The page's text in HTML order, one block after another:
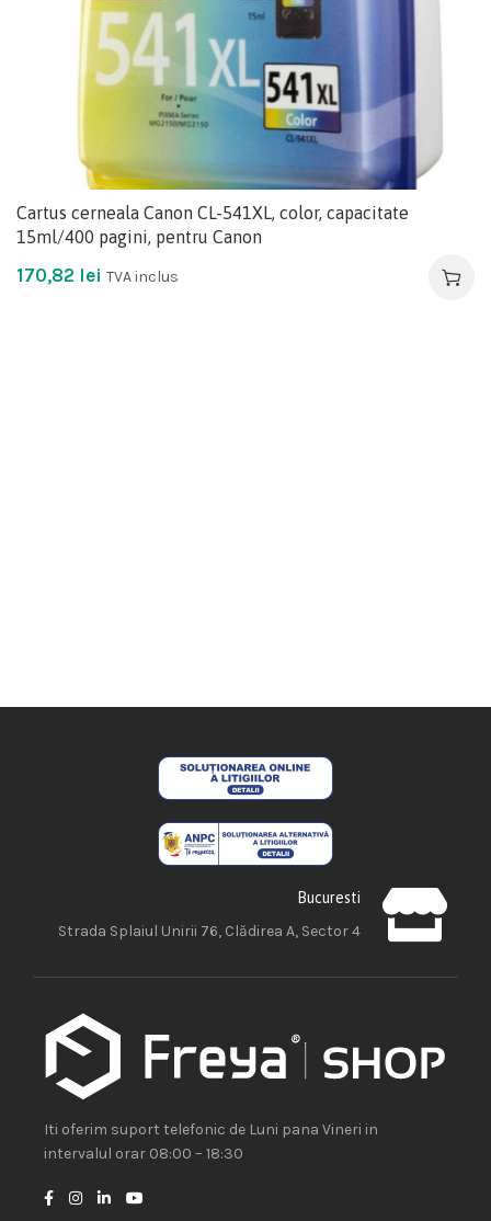
Cartus cerneala Canon CL-541XL, color, capacitate
15ml/400 pagini, pentru Canon
170,82 lei TVA inclus
Bucuresti
Strada Splaiul Unirii 76, Clădirea A, Sector 4
Iti oferim suport telefonic de Luni pana Vineri in
intervalul orar 08:00 – 18:30